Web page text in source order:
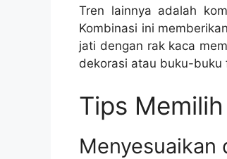
Tren lainnya adalah
Kombinasi ini
jati dengan rak kaca
dekorasi atau buku-buku
Tips
Menyesuaikan